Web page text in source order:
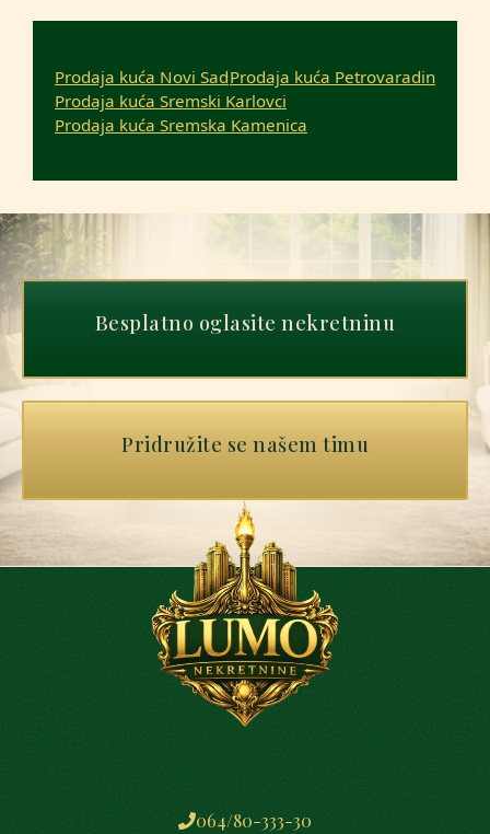
Prodaja kuća Novi SadProdaja kuća Petrovaradin
Prodaja kuća Sremski Karlovci
Prodaja kuća Sremska Kamenica
Besplatno oglasite nekretninu
Pridružite se našem timu
064/80-333-30